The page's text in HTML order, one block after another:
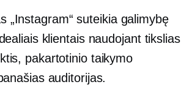
„Instagram“ suteikia galimybę
klientais naudojant tikslias
pakartotinio taikymo
auditorijas.